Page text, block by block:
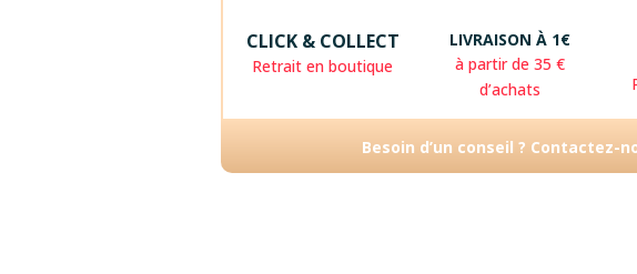
CLICK & COLLECT
Retrait en boutique
LIVRAISON À 1€
à partir de 35 €
d’achats
Besoin d’un conseil ? Contactez-